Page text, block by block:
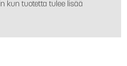
kun tuotetta tulee lisää